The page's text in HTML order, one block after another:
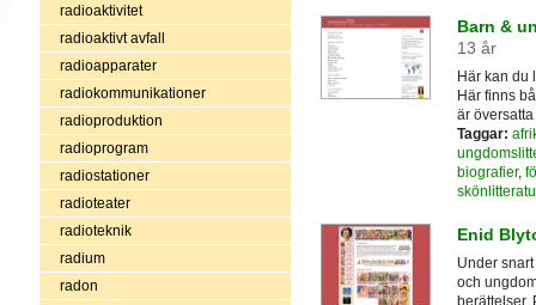
radioaktivitet
radioaktivt avfall
radioapparater
radiokommunikationer
radioproduktion
radioprogram
radiostationer
radioteater
radioteknik
radium
radon
Barn &
13 år
Här kan du
Här finns
är
Taggar:
biografier,
Enid
Under
och